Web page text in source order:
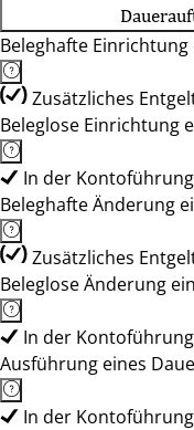
Beleghafte
Zusätzliches
Beleglose Einrichtung
In der
Beleghafte Änderung
Zusätzliches
Beleglose Änderung
In der
Ausführung eines
In der